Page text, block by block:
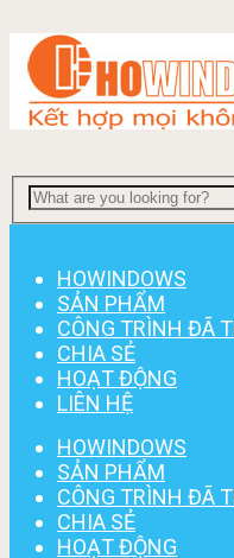
HOWINDOWS
SẢN PHẨM
CÔNG TRÌNH ĐÃ
CHIA SẺ
HOẠT ĐỘNG
LIÊN HỆ
HOWINDOWS
SẢN PHẨM
CÔNG TRÌNH ĐÃ
CHIA SẺ
HOẠT ĐỘNG